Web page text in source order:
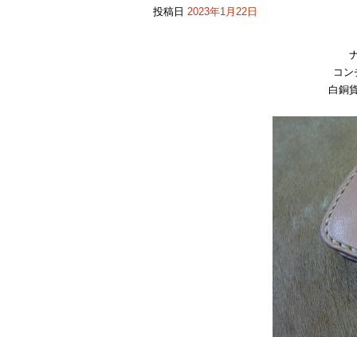
投稿日 2023年1月22日
コ
白銅